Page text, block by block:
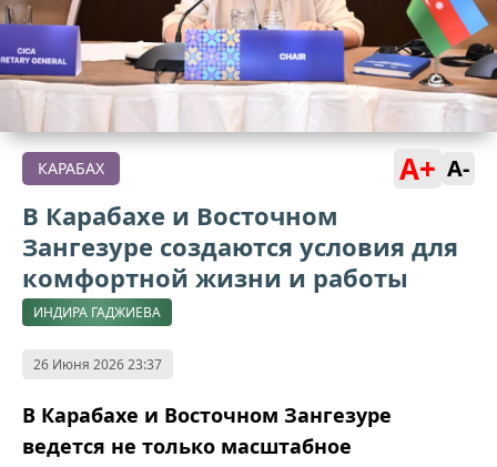
КАРАБАХ A+ A-
В Карабахе и Восточном
Зангезуре создаются условия для
комфортной жизни и работы
ИНДИРА ГАДЖИЕВА
26 Июня 2026 23:37
В Карабахе и Восточном Зангезуре
ведется не только масштабное